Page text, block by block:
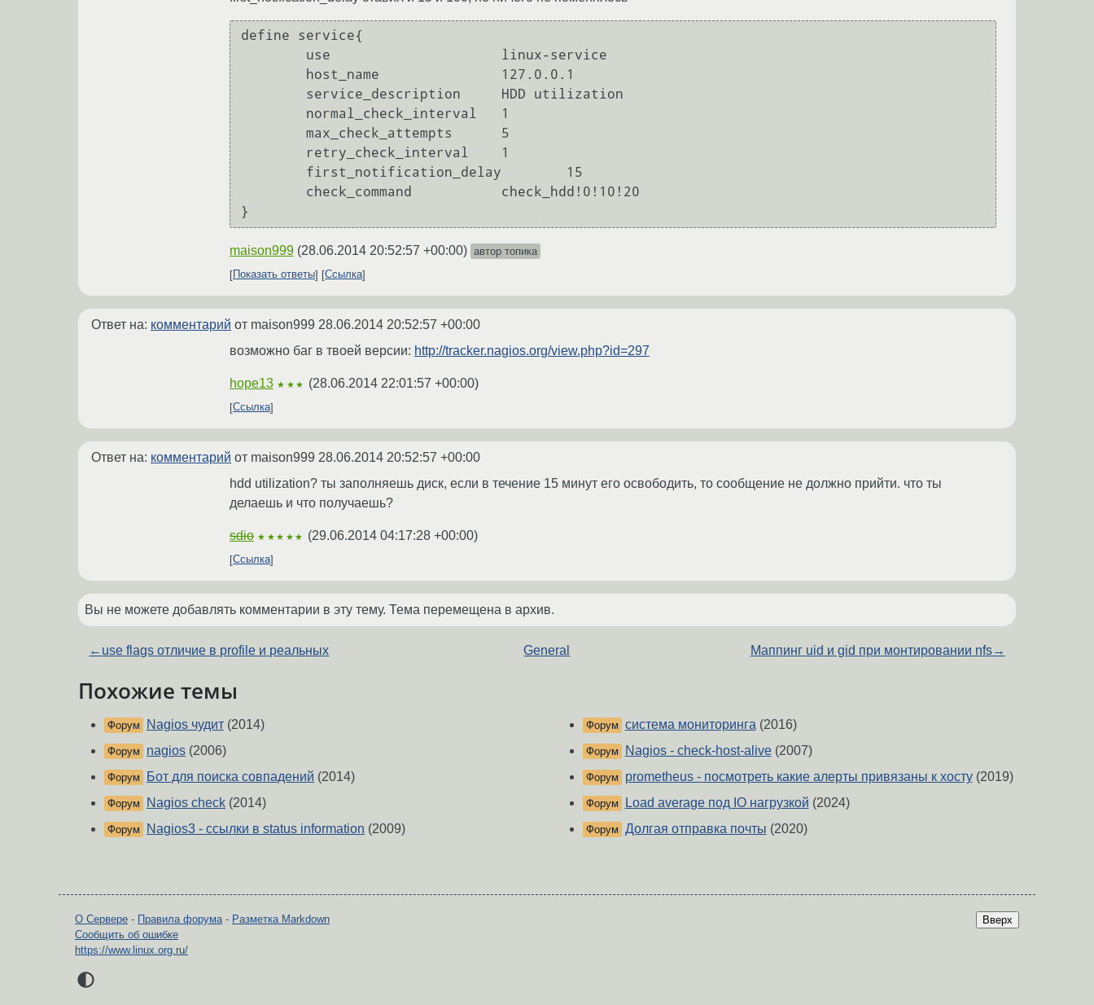
define service{
maison999 (28.06.2014 20:52:57 +00:00) автор топика
Показать ответы
Ссылка
Ответ на: комментарий от maison999 28.06.2014 20:52:57 +00:00
возможно баг в твоей версии: http://tracker.nagios.org/view.php?id=297
hope13 ★★★ (28.06.2014 22:01:57 +00:00)
Ссылка
Ответ на: комментарий от maison999 28.06.2014 20:52:57 +00:00
hdd utilization? ты заполняешь диск, если в течение 15 минут его освободить, то сообщение не должно прийти. что ты
делаешь и что получаешь?
sdio ★★★★★ (29.06.2014 04:17:28 +00:00)
Ссылка
Вы не можете добавлять комментарии в эту тему. Тема перемещена в архив.
← use flags отличие в profile и реальных General Маппинг uid и gid при монтировании nfs→
Похожие темы
Форум Nagios чудит (2014)
Форум nagios (2006)
Форум Бот для поиска совпадений (2014)
Форум Nagios check (2014)
Форум Nagios3 - ссылки в status information (2009)
Форум система мониторинга(2016)
Форум Nagios - check-host-alive(2007)
Форум prometheus - посмотреть какие алерты привязаны к хосту(2019)
Форум Load average под IO нагрузкой (2024)
Форум Долгая отправка почты (2020)
Вверх
О Сервере - Правила форума- Разметка Markdown
Сообщить об ошибке
https://www.linux.org.ru/